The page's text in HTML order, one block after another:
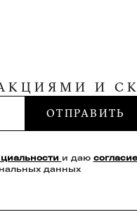
И
ОТПРАВИТЬ
и даю согласие
данных